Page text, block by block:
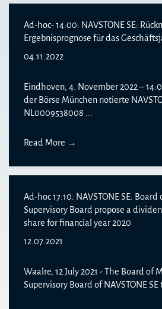
Ad-hoc- 14:00: NAVSTONE SE:
Ergebnisprognose für das
04.11.2022
Eindhoven, 4. November 2022 –
der Börse München notierte
NL0009538008 ...
Read More →
Ad-hoc 17:10: NAVSTONE SE:
Supervisory Board propose a
share for financial year 2020
12.07.2021
Waalre, 12 July 2021 - The Board of
Supervisory Board of NAVSTONE SE